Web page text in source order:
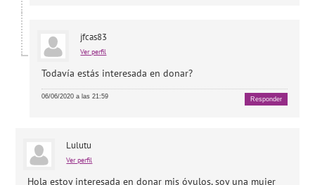
jfcas83
Ver perfil
Todavía estás interesada en donar?
06/06/2020 a las 21:59 Responder
Lulutu
Ver perfil
Hola estoy interesada en donar mis óvulos, soy una mujer